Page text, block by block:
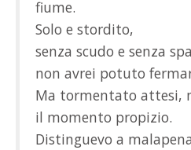
fiume.
Solo e stordito,
senza scudo e senza
non avrei potuto
Ma tormentato attesi,
il momento propizio.
Distinguevo a